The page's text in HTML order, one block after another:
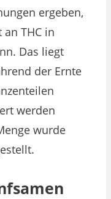
ergeben,
THC in
Das liegt
der Ernte
werden
wurde